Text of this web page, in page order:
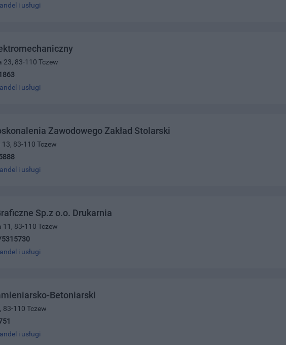
i usługi
23, 83-110 Tczew
i usługi
Zawodowego Zakład Stolarski
83-110 Tczew
i usługi
Sp.z o.o. Drukarnia
83-110 Tczew
i usługi
Betoniarski
83-110 Tczew
i usługi